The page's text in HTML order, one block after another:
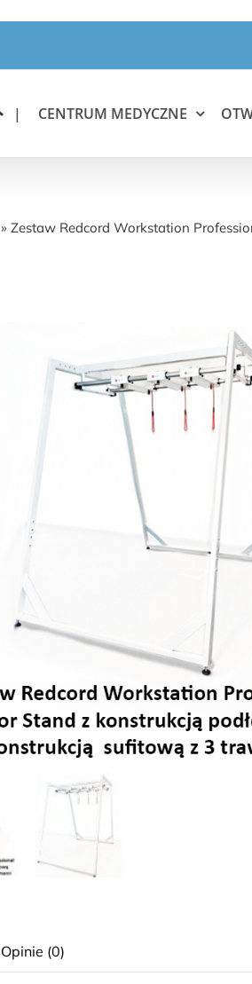
| CENTRUM MEDYCZNE
» Zestaw Redcord Workstation
Opinie (0)